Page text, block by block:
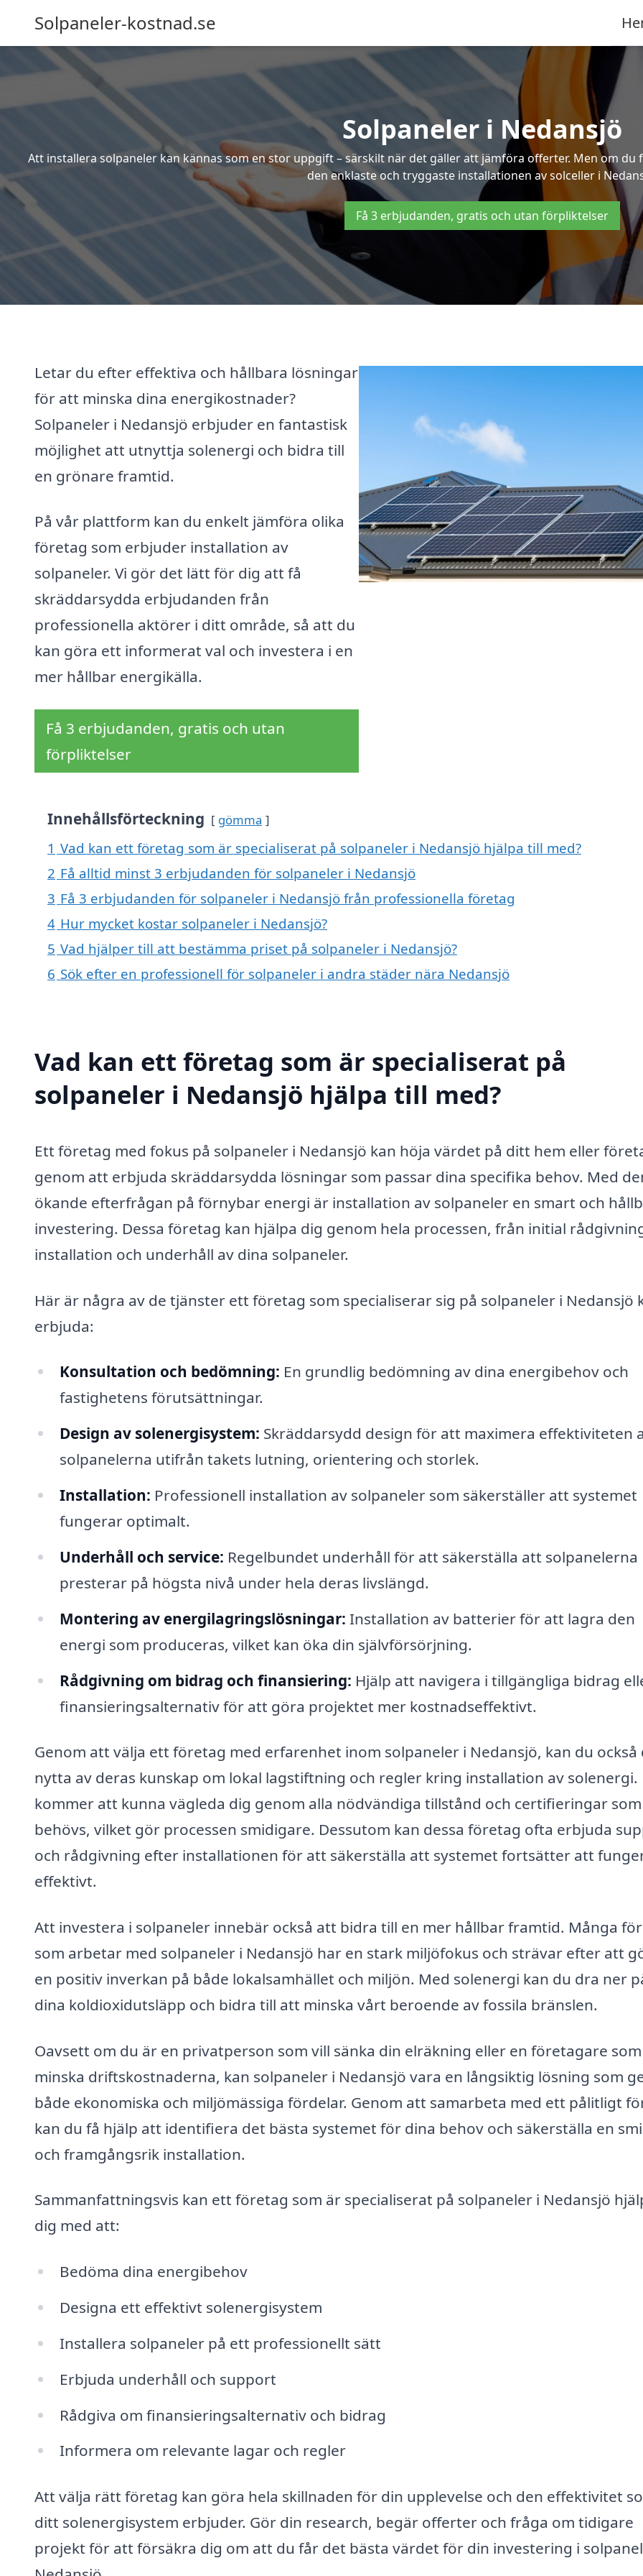
Solpaneler-kostnad.se
Solpaneler i Nedansjö
Att installera solpaneler kan kännas som en stor uppgift – särskilt när det gäller att jämföra offerter. Men om
den enklaste och tryggaste installationen av solceller i
Få 3 erbjudanden, gratis och utan förpliktelser
Letar du efter effektiva och hållbara lösningar
för att minska dina energikostnader?
Solpaneler i Nedansjö erbjuder en fantastisk
möjlighet att utnyttja solenergi och bidra till
en grönare framtid.
På vår plattform kan du enkelt jämföra olika
företag som erbjuder installation av
solpaneler. Vi gör det lätt för dig att få
skräddarsydda erbjudanden från
professionella aktörer i ditt område, så att du
kan göra ett informerat val och investera i en
mer hållbar energikälla.
Få 3 erbjudanden, gratis och utan
förpliktelser
Innehållsförteckning gömma
1 Vad kan ett företag som är specialiserat på solpaneler i Nedansjö hjälpa till med?
2 Få alltid minst 3 erbjudanden för solpaneler i Nedansjö
3 Få 3 erbjudanden för solpaneler i Nedansjö från professionella företag
4 Hur mycket kostar solpaneler i Nedansjö?
5 Vad hjälper till att bestämma priset på solpaneler i Nedansjö?
6 Sök efter en professionell för solpaneler i andra städer nära Nedansjö
Vad kan ett företag som är specialiserat på
solpaneler i Nedansjö hjälpa till med?
Ett företag med fokus på solpaneler i Nedansjö kan höja värdet på ditt hem eller
genom att erbjuda skräddarsydda lösningar som passar dina specifika behov. Med
ökande efterfrågan på förnybar energi är installation av solpaneler en smart och
investering. Dessa företag kan hjälpa dig genom hela processen, från initial
installation och underhåll av dina solpaneler.
Här är några av de tjänster ett företag som specialiserar sig på solpaneler i Nedansjö
erbjuda:
Konsultation och bedömning: En grundlig bedömning av dina energibehov och
fastighetens förutsättningar.
Design av solenergisystem: Skräddarsydd design för att maximera effektiviteten
solpanelerna utifrån takets lutning, orientering och storlek.
Installation: Professionell installation av solpaneler som säkerställer att systemet
fungerar optimalt.
Underhåll och service: Regelbundet underhåll för att säkerställa att solpanelerna
presterar på högsta nivå under hela deras livslängd.
Montering av energilagringslösningar: Installation av batterier för att lagra den
energi som produceras, vilket kan öka din självförsörjning.
Rådgivning om bidrag och finansiering: Hjälp att navigera i tillgängliga bidrag
finansieringsalternativ för att göra projektet mer kostnadseffektivt.
Genom att välja ett företag med erfarenhet inom solpaneler i Nedansjö, kan du också
nytta av deras kunskap om lokal lagstiftning och regler kring installation av solenergi.
kommer att kunna vägleda dig genom alla nödvändiga tillstånd och certifieringar som
behövs, vilket gör processen smidigare. Dessutom kan dessa företag ofta erbjuda
och rådgivning efter installationen för att säkerställa att systemet fortsätter att
effektivt.
Att investera i solpaneler innebär också att bidra till en mer hållbar framtid. Många
som arbetar med solpaneler i Nedansjö har en stark miljöfokus och strävar efter att
en positiv inverkan på både lokalsamhället och miljön. Med solenergi kan du dra ner
dina koldioxidutsläpp och bidra till att minska vårt beroende av fossila bränslen.
Oavsett om du är en privatperson som vill sänka din elräkning eller en företagare
minska driftskostnaderna, kan solpaneler i Nedansjö vara en långsiktig lösning som
både ekonomiska och miljömässiga fördelar. Genom att samarbeta med ett pålitligt
kan du få hjälp att identifiera det bästa systemet för dina behov och säkerställa en
och framgångsrik installation.
Sammanfattningsvis kan ett företag som är specialiserat på solpaneler i Nedansjö
dig med att:
Bedöma dina energibehov
Designa ett effektivt solenergisystem
Installera solpaneler på ett professionellt sätt
Erbjuda underhåll och support
Rådgiva om finansieringsalternativ och bidrag
Informera om relevante lagar och regler
Att välja rätt företag kan göra hela skillnaden för din upplevelse och den effektivitet
ditt solenergisystem erbjuder. Gör din research, begär offerter och fråga om tidigare
projekt för att försäkra dig om att du får det bästa värdet för din investering i